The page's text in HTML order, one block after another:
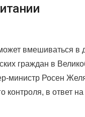
вмешиваться в
граждан в
министр Росен
контроля, в ответ